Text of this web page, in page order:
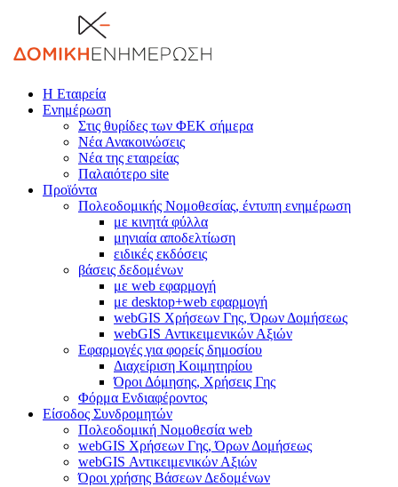
Η Εταιρεία
Ενημέρωση
Στις θυρίδες των ΦΕΚ σήμερα
Νέα Ανακοινώσεις
Νέα της εταιρείας
Παλαιότερο site
Προϊόντα
Πολεοδομικής Νομοθεσίας, έντυπη ενημέρωση
με κινητά φύλλα
μηνιαία αποδελτίωση
ειδικές εκδόσεις
βάσεις δεδομένων
με web εφαρμογή
με desktop+web εφαρμογή
webGIS Χρήσεων Γης, Όρων Δομήσεως
webGIS Αντικειμενικών Αξιών
Εφαρμογές για φορείς δημοσίου
Διαχείριση Κοιμητηρίου
Όροι Δόμησης, Χρήσεις Γης
Φόρμα Ενδιαφέροντος
Είσοδος Συνδρομητών
Πολεοδομική Νομοθεσία web
webGIS Χρήσεων Γης, Όρων Δομήσεως
webGIS Αντικειμενικών Αξιών
Όροι χρήσης Βάσεων Δεδομένων